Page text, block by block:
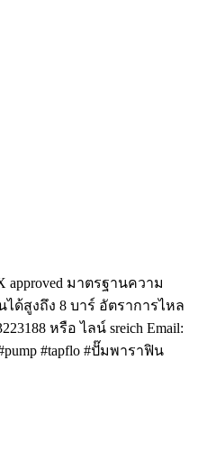
มาตรฐานความ
ด้สูงถึง 8 บาร์ อัตราการไหล
หรือ ไลน์ sreich Email:
#tapflo #ปั๊มพาราฟิน